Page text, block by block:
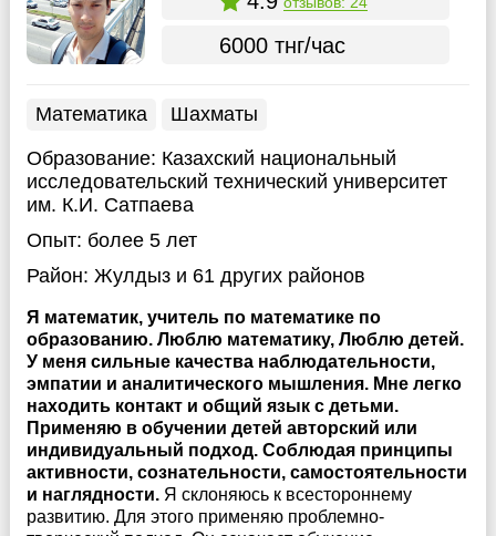
6000 тнг/час
Математика
Шахматы
Образование: Казахский национальный
исследовательский технический университет
им. К.И. Сатпаева
Опыт: более 5 лет
Район: Жулдызи 61 других районов
Я математик, учитель по математике по
образованию. Люблю математику, Люблю детей.
У меня сильные качества наблюдательности,
эмпатии и аналитического мышления. Мне легко
находить контакт и общий язык с детьми.
Применяю в обучении детей авторский или
индивидуальный подход. Соблюдая принципы
активности, сознательности, самостоятельности
и наглядности. Я склоняюсь к всестороннему
развитию. Для этого применяю проблемно-